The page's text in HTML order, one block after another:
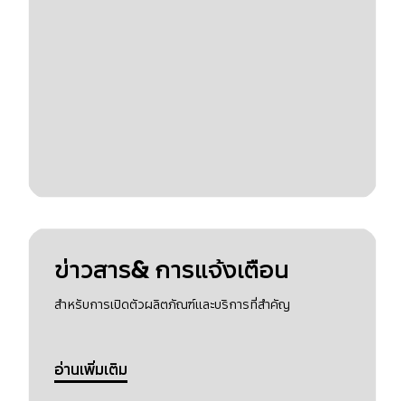
ข่าวสาร& การแจ้งเตือน
สำหรับการเปิดตัวผลิตภัณฑ์และบริการที่สำคัญ
อ่านเพิ่มเติม